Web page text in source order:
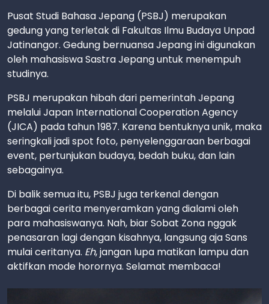
Pusat Studi Bahasa Jepang (PSBJ) merupakan
gedung yang terletak di Fakultas Ilmu Budaya Unpad
Jatinangor. Gedung bernuansa Jepang ini digunakan
oleh mahasiswa Sastra Jepang untuk menempuh
studinya.
PSBJ merupakan hibah dari pemerintah Jepang
melalui Japan International Cooperation Agency
(JICA) pada tahun 1987. Karena bentuknya unik, maka
seringkali jadi spot foto, penyelenggaraan berbagai
event, pertunjukan budaya, bedah buku, dan lain
sebagainya.
Di balik semua itu, PSBJ juga terkenal dengan
berbagai cerita menyeramkan yang dialami oleh
para mahasiswanya. Nah, biar Sobat Zona nggak
penasaran lagi dengan kisahnya, langsung aja Sans
mulai ceritanya. Eh, jangan lupa matikan lampu dan
aktifkan mode horornya. Selamat membaca!